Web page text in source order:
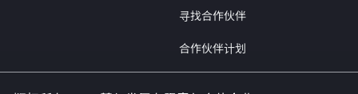
寻找合作伙伴
合作伙伴计划